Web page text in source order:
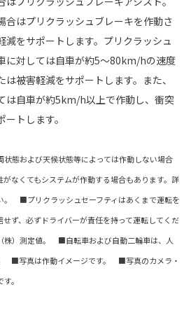
合はプリクラッシュブレーキを作動さ
減をサポートします。プリクラッシュ
に対しては自車が約5～80km/hの速度
被害軽減をサポートします。また、
は自車が約5km/h以上で作動し、衝突
トします。
態および天候状態等によっては作動しない場合
なくてもシステムが作動する場合もあります。詳
。 ■プリクラッシュセーフティはあくまで運転を
ず、必ずドライバーが責任を持って運転してくだ
）測定値。 ■自転車および自動二輪車は、人
■写真は作動イメージです。 ■写真のカメラ・
。